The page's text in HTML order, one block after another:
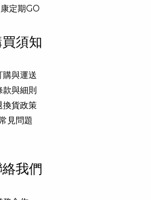
定期GO
須知
購與運送
款與細則
換貨政策
見問題
我們